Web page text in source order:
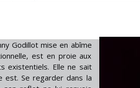
Godillot mise en abîme
est en proie aux
existentiels. Elle ne sait
est. Se regarder dans la